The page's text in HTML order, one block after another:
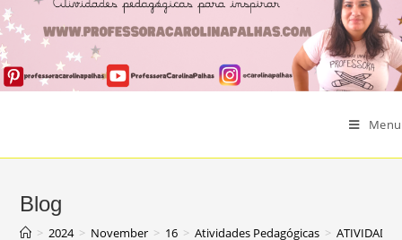
Menu
Blog
> 2024 > November > 16 > Atividades Pedagógicas > ATIVIDADE